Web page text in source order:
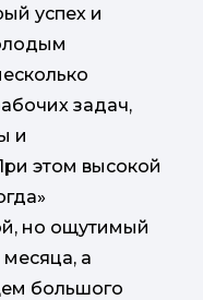
успех и
задач,
и
этом высокой
но ощутимый
а
большого